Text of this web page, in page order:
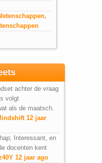
achter de vraag
volgt
als de maatsch.
12 jaar
Interessant, en
docenten kent
12 jaar ago